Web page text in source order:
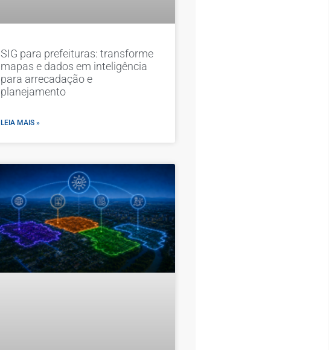
SIG para prefeituras: transforme
mapas e dados em inteligência
para arrecadação e
planejamento
LEIA MAIS »